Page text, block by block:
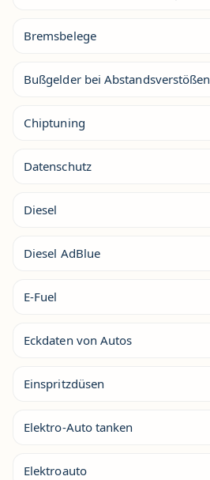
Bremsbelege
Bußgelder bei Abstandsverstößen
Chiptuning
Datenschutz
Diesel
Diesel AdBlue
E-Fuel
Eckdaten von Autos
Einspritzdüsen
Elektro-Auto tanken
Elektroauto